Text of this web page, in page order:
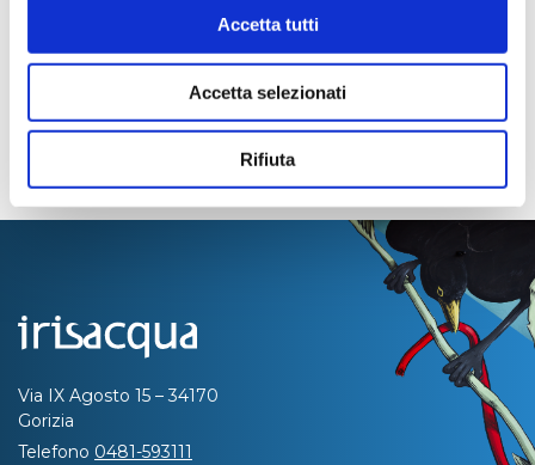
Accetta tutti
Accetta selezionati
Rifiuta
Via IX Agosto 15 – 34170
Gorizia
Telefono 0481-593111